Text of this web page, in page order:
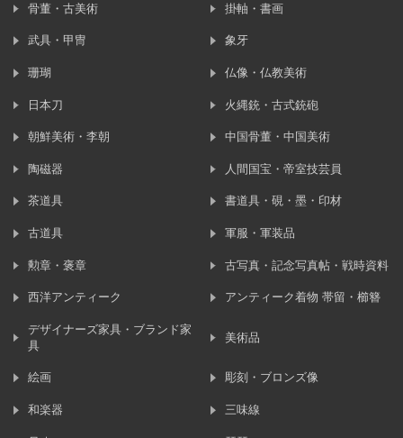
骨董・古美術 掛軸・書画
武具・甲冑 象牙
珊瑚 仏像・仏教美術
日本刀 火縄銃・古式銃砲
朝鮮美術・李朝 中国骨董・中国美術
陶磁器 人間国宝・帝室技芸員
茶道具 書道具・硯・墨・印材
古道具 軍服・軍装品
勲章・褒章 古写真・記念写真帖・戦時資料
西洋アンティーク アンティーク着物 帯留・櫛簪
デザイナーズ家具・ブランド家
具
美術品
絵画 彫刻・ブロンズ像
和楽器 三味線